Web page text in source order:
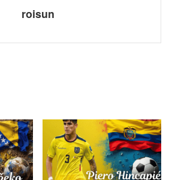
roisun